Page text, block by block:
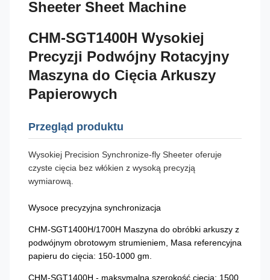
Sheeter Sheet Machine
CHM-SGT1400H Wysokiej
Precyzji Podwójny Rotacyjny
Maszyna do Cięcia Arkuszy
Papierowych
Przegląd produktu
Wysokiej Precision Synchronize-fly Sheeter oferuje
czyste cięcia bez włókien z wysoką precyzją
wymiarową.
Wysoce precyzyjna synchronizacja
CHM-SGT1400H/1700H Maszyna do obróbki arkuszy z
podwójnym obrotowym strumieniem, Masa referencyjna
papieru do cięcia: 150-1000 gm.
CHM-SGT1400H - maksymalna szerokość cięcia: 1500